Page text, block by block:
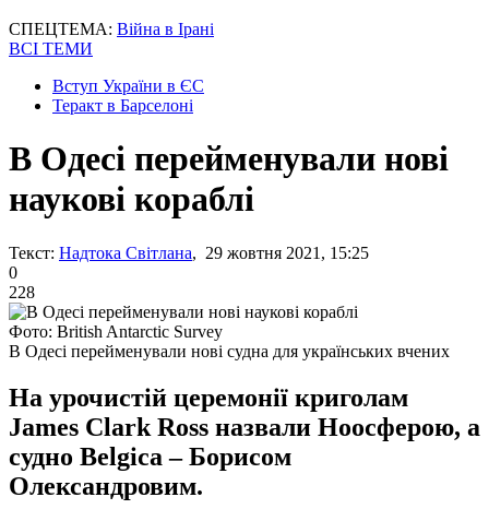
СПЕЦТЕМА: Війна в Ірані
ВСІ ТЕМИ
Вступ України в ЄС
Теракт в Барселоні
В Одесі перейменували нові
наукові кораблі
Текст: Надтока Світлана, 29 жовтня 2021, 15:25
0
228
Фото: British Antarctic Survey
В Одесі перейменували нові судна для українських вчених
На урочистій церемонії криголам
James Clark Ross назвали Ноосферою, а
судно Belgica – Борисом
Олександровим.